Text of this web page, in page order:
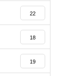
22
18
19